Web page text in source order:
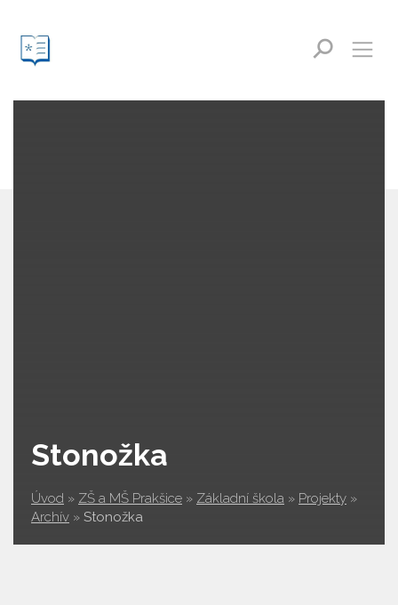
Stonožka
Úvod » ZŠ a MŠ Prakšice » Základní škola » Projekty »
Archív » Stonožka